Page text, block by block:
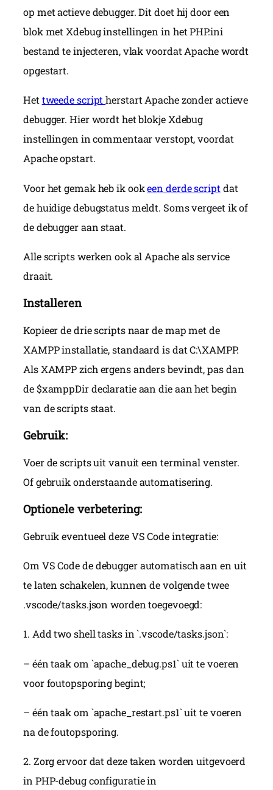
op met actieve debugger. Dit doet hij door een
blok met Xdebug instellingen in het PHP.ini
bestand te injecteren, vlak voordat Apache wordt
opgestart.
Hettweede scriptherstart Apache zonder actieve
debugger. Hier wordt het blokje Xdebug
instellingen in commentaar verstopt, voordat
Apache opstart.
Voor het gemak heb ik ookeen derde script dat
de huidige debugstatus meldt. Soms vergeet ik of
de debugger aan staat.
Alle scripts werken ook al Apache als service
draait.
Installeren
Kopieer de drie scripts naar de map met de
XAMPP installatie, standaard is dat C:\XAMPP.
Als XAMPP zich ergens anders bevindt, pas dan
de $xamppDir declaratie aan die aan het begin
van de scripts staat.
Gebruik:
Voer de scripts uit vanuit een terminal venster.
Of gebruik onderstaande automatisering.
Optionele verbetering:
Gebruik eventueel deze VS Code integratie:
Om VS Code de debugger automatisch aan en uit
te laten schakelen, kunnen de volgende twee
.vscode/tasks.json worden toegevoegd:
1. Add two shell tasks in `.vscode/tasks.json`:
– één taak om `apache_debug.ps1` uit te voeren
voor foutopsporing begint;
– één taak om `apache_restart.ps1` uit te voeren
na de foutopsporing.
2. Zorg ervoor dat deze taken worden uitgevoerd
in PHP-debug configuratie in